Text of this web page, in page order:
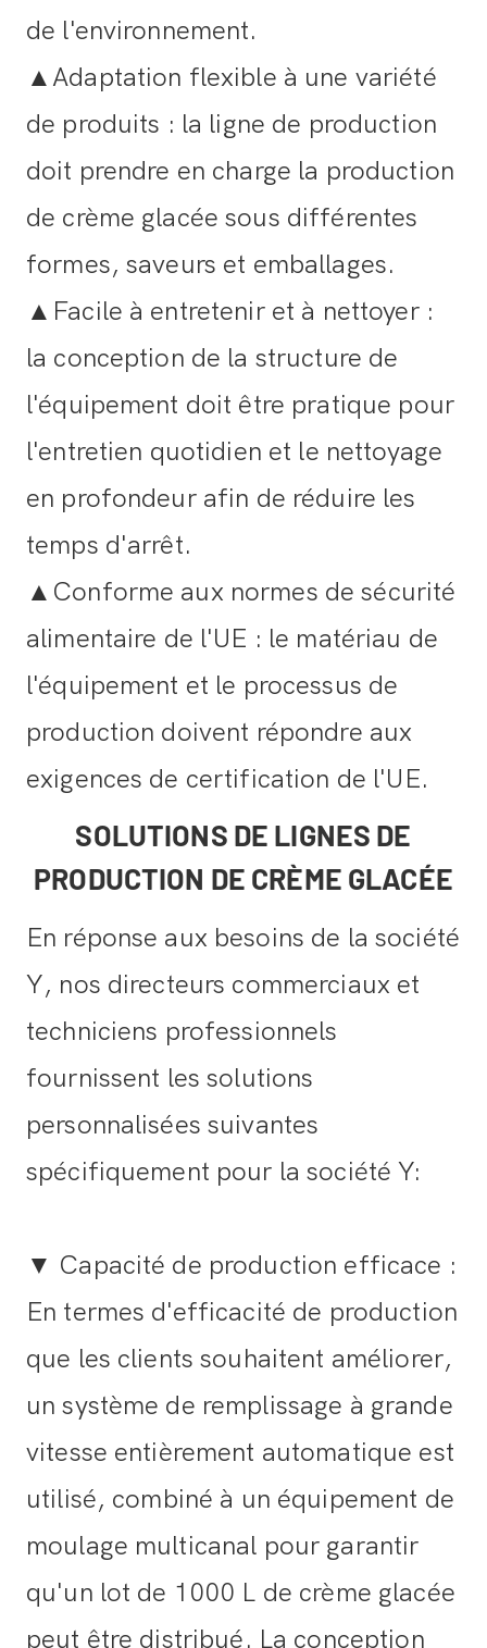
de l'environnement.
▲Adaptation flexible à une variété
de produits : la ligne de production
doit prendre en charge la production
de crème glacée sous différentes
formes, saveurs et emballages.
▲Facile à entretenir et à nettoyer :
la conception de la structure de
l'équipement doit être pratique pour
l'entretien quotidien et le nettoyage
en profondeur afin de réduire les
temps d'arrêt.
▲Conforme aux normes de sécurité
alimentaire de l'UE : le matériau de
l'équipement et le processus de
production doivent répondre aux
exigences de certification de l'UE.
SOLUTIONS DE LIGNES DE
PRODUCTION DE CRÈME GLACÉE
En réponse aux besoins de la société
Y, nos directeurs commerciaux et
techniciens professionnels
fournissent les solutions
personnalisées suivantes
spécifiquement pour la société Y:
▼ Capacité de production efficace :
En termes d'efficacité de production
que les clients souhaitent améliorer,
un système de remplissage à grande
vitesse entièrement automatique est
utilisé, combiné à un équipement de
moulage multicanal pour garantir
qu'un lot de 1000 L de crème glacée
peut être distribué. La conception